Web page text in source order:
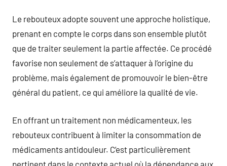
Le rebouteux adopte souvent une approche holistique,
prenant en compte le corps dans son ensemble plutôt
que de traiter seulement la partie affectée. Ce procédé
favorise non seulement de s’attaquer à l’origine du
problème, mais également de promouvoir le bien-être
général du patient, ce qui améliore la qualité de vie.
En offrant un traitement non médicamenteux, les
rebouteux contribuent à limiter la consommation de
médicaments antidouleur. C’est particulièrement
pertinent dans le contexte actuel où la dépendance aux